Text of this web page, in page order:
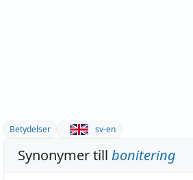
Betydelser sv-en
Synonymer till bonitering